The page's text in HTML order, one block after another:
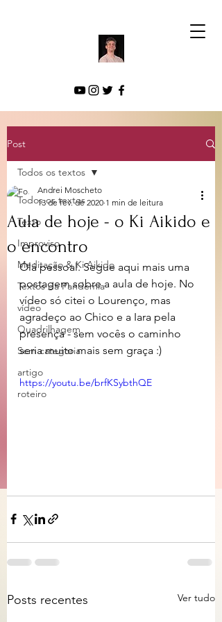
Post
Todos os textos
Texto
Improviso
Meditação & Ki Aikido
Textos da Pandemia
vídeo
Quadrilhagem
Sem categoria
artigo
roteiro
Todos os textos
Aula de hoje - o Ki Aikido e
o encontro
Andrei Moscheto
13 de fev. de 2020 1 min de leitura
Olá pessoal. Segue aqui mais uma
postagem sobre a aula de hoje. No
vídeo só citei o Lourenço, mas
agradeço ao Chico e a Iara pela
presença - sem vocês o caminho
seria muito mais sem graça :)
https://youtu.be/brfKSybthQE
Posts recentes Ver tudo